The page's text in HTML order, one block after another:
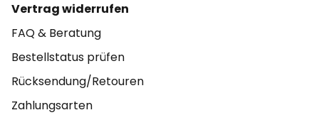
Vertrag widerrufen
FAQ & Beratung
Bestellstatus prüfen
Rücksendung/Retouren
Zahlungsarten